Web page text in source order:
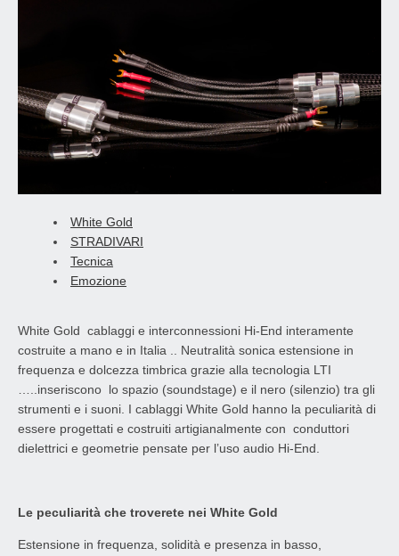
White Gold
STRADIVARI
Tecnica
Emozione
White Gold cablaggi e interconnessioni Hi-End interamente
costruite a mano e in Italia .. Neutralità sonica estensione in
frequenza e dolcezza timbrica grazie alla tecnologia LTI
…..inseriscono lo spazio (soundstage) e il nero (silenzio) tra gli
strumenti e i suoni. I cablaggi White Gold hanno la peculiarità di
essere progettati e costruiti artigianalmente con conduttori
dielettrici e geometrie pensate per l’uso audio Hi-End.
Le peculiarità che troverete nei White Gold
Estensione in frequenza, solidità e presenza in basso,